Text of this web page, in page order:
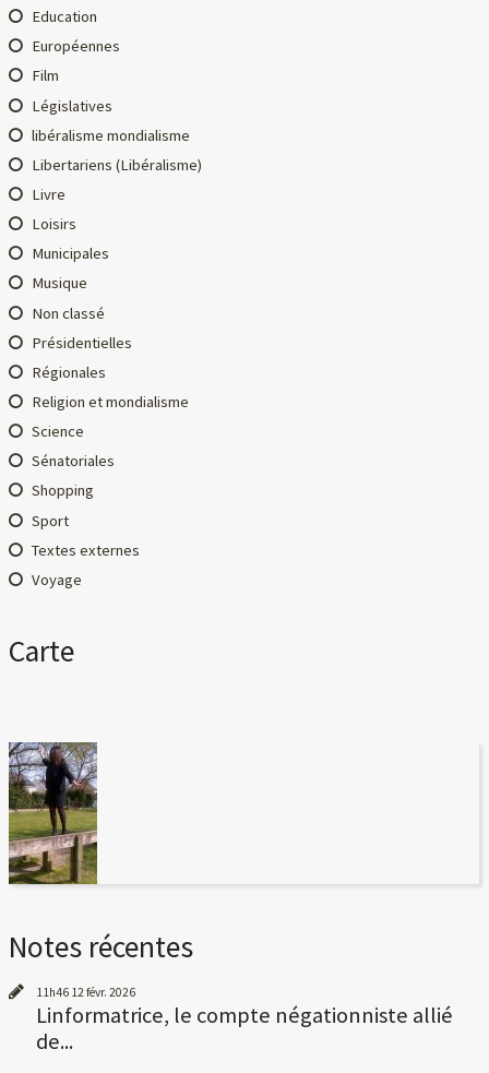
Education
Européennes
Film
Législatives
libéralisme mondialisme
Libertariens (Libéralisme)
Livre
Loisirs
Municipales
Musique
Non classé
Présidentielles
Régionales
Religion et mondialisme
Science
Sénatoriales
Shopping
Sport
Textes externes
Voyage
Carte
Notes récentes
11h46 12févr. 2026
Linformatrice, le compte négationniste allié
de...